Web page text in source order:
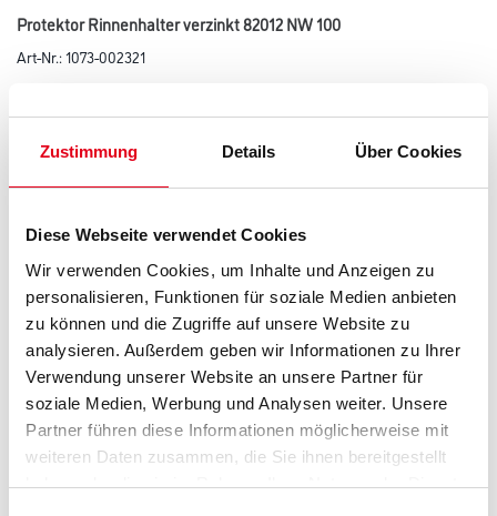
Zustimmung Details Über Cookies
Diese Webseite verwendet Cookies
Wir verwenden Cookies, um Inhalte und Anzeigen zu
personalisieren, Funktionen für soziale Medien anbieten
zu können und die Zugriffe auf unsere Website zu
analysieren. Außerdem geben wir Informationen zu Ihrer
Verwendung unserer Website an unsere Partner für
soziale Medien, Werbung und Analysen weiter. Unsere
Partner führen diese Informationen möglicherweise mit
weiteren Daten zusammen, die Sie ihnen bereitgestellt
haben oder die sie im Rahmen Ihrer Nutzung der Dienste
Protektor Rinnenhalter verzinkt 82012 NW 100
Art-Nr.:1073-002321
Höhe in centimeter
Gebinde